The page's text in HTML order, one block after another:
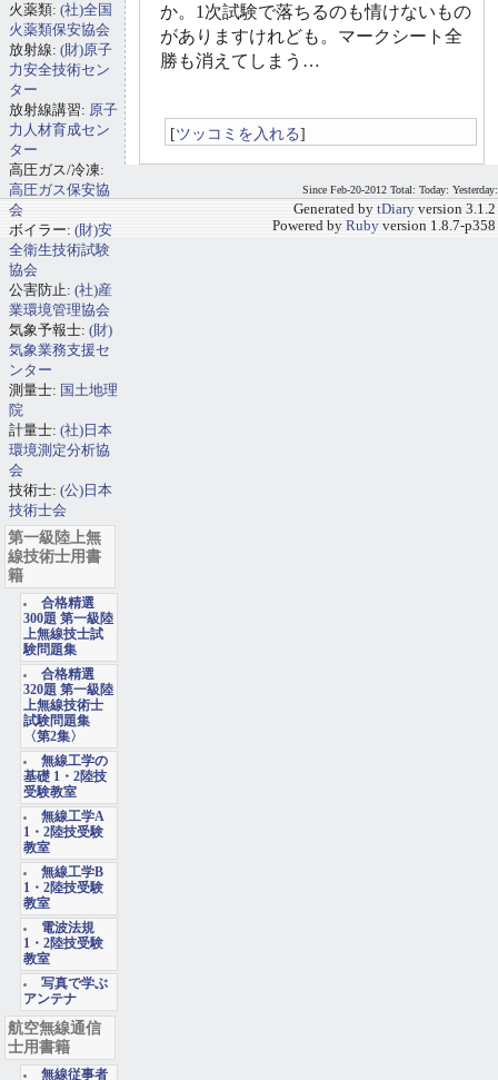
か。1次試験で落ちるのも情けないもの
がありますけれども。マークシート全
勝も消えてしまう…
[ツッコミを入れる]
火薬類: (社)全国
火薬類保安協会
放射線: (財)原子
力安全技術セン
ター
放射線講習: 原子
力人材育成セン
ター
高圧ガス/冷凍:
高圧ガス保安協
会
ボイラー: (財)安
全衛生技術試験
協会
公害防止: (社)産
業環境管理協会
気象予報士: (財)
気象業務支援セ
ンター
測量士: 国土地理
院
計量士: (社)日本
環境測定分析協
会
技術士: (公)日本
技術士会
第一級陸上無
線技術士用書
籍
合格精選
300題 第一級陸
上無線技士試
験問題集
合格精選
320題 第一級陸
上無線技術士
試験問題集
〈第2集〉
無線工学の
基礎 1・2陸技
受験教室
無線工学A
1・2陸技受験
教室
無線工学B
1・2陸技受験
教室
電波法規
1・2陸技受験
教室
写真で学ぶ
アンテナ
航空無線通信
士用書籍
無線従事者
Since Feb-20-2012 Total: Today: Yesterday:
Generated by tDiary version 3.1.2
Powered by Ruby version 1.8.7-p358